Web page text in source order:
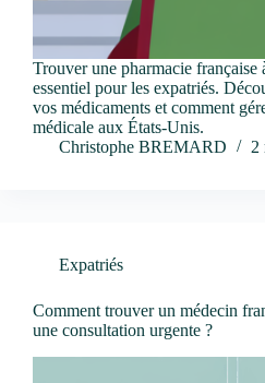
Trouver une pharmacie française
essentiel pour les expatriés.
vos médicaments et comment
médicale aux États-Unis.
Christophe BREMARD
2
Expatriés
Comment trouver un médecin
une consultation urgente ?